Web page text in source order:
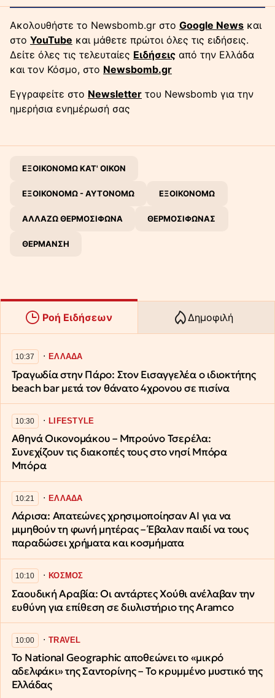
Ακολουθήστε το Newsbomb.gr στο Google News και
στο YouTube και μάθετε πρώτοι όλες τις ειδήσεις.
Δείτε όλες τις τελευταίες Ειδήσεις από την Ελλάδα
και τον Κόσμο, στο Newsbomb.gr
Εγγραφείτε στο Newsletter του Newsbomb για την
ημερήσια ενημέρωσή σας
ΕΞΟΙΚΟΝΟΜΩ ΚΑΤ' ΟΙΚΟΝ
ΕΞΟΙΚΟΝΟΜΩ - ΑΥΤΟΝΟΜΩ ΕΞΟΙΚΟΝΟΜΩ
ΑΛΛΑΖΩ ΘΕΡΜΟΣΙΦΩΝΑ ΘΕΡΜΟΣΙΦΩΝΑΣ
ΘΕΡΜΑΝΣΗ
Ροή Ειδήσεων Δημοφιλή
10:37 ∙ΕΛΛΑΔΑ
Τραγωδία στην Πάρο: Στον Εισαγγελέα ο ιδιοκτήτης
beach bar μετά τον θάνατο 4χρονου σε πισίνα
10:30 ∙LIFESTYLE
Αθηνά Οικονομάκου – Μπρούνο Τσερέλα:
Συνεχίζουν τις διακοπές τους στο νησί Μπόρα
Μπόρα
10:21 ∙ΕΛΛΑΔΑ
Λάρισα: Απατεώνες χρησιμοποίησαν AI για να
μιμηθούν τη φωνή μητέρας – Έβαλαν παιδί να τους
παραδώσει χρήματα και κοσμήματα
10:10 ∙ΚΟΣΜΟΣ
Σαουδική Αραβία: Οι αντάρτες Χούθι ανέλαβαν την
ευθύνη για επίθεση σε διυλιστήριο της Aramco
10:00 ∙TRAVEL
Το National Geographic αποθεώνει το «μικρό
αδελφάκι» της Σαντορίνης – Το κρυμμένο μυστικό της
Ελλάδας